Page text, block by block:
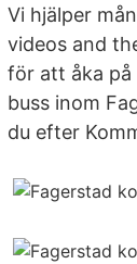
Vi hjälper
videos and
för att åka på
buss inom
du efter